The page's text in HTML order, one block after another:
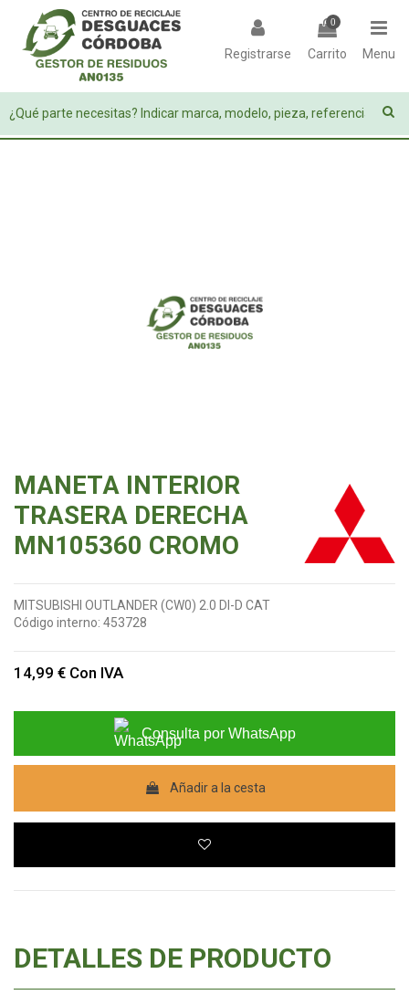
Registrarse
0
Carrito Menu
MANETA INTERIOR
TRASERA DERECHA
MN105360 CROMO
MITSUBISHI OUTLANDER (CW0) 2.0 DI-D CAT
Código interno: 453728
14,99 € Con IVA
Consulta por WhatsApp
Añadir a la cesta
DETALLES DE PRODUCTO